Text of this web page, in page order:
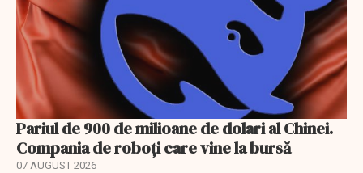
Pariul de 900 de milioane de dolari al Chinei.
Compania de roboți care vine la bursă
07 AUGUST 2026